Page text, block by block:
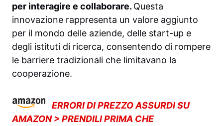
per interagire e collaborare. Questa
innovazione rappresenta un valore aggiunto
per il mondo delle aziende, delle start-up e
degli istituti di ricerca, consentendo di rompere
le barriere tradizionali che limitavano la
cooperazione.
ERRORI DI PREZZO ASSURDI SU
AMAZON > PRENDILI PRIMA CHE